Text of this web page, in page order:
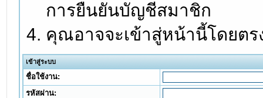
การยืนยันบัญชีสมาชิก
คุณอาจจะเข้าสู่หน้านี้โดยต
เข้าสู่ระบบ
ชื่อใช้งาน:
รหัสผ่าน: